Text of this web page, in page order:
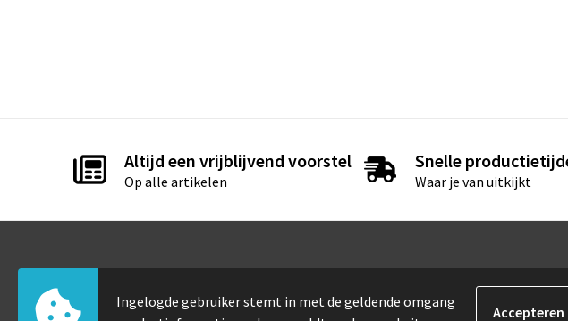
Altijd een vrijblijvend voorstel
Op alle artikelen
Snelle
Waar je van uitkijkt
Contact
Elfde-julistraat 105
Informatie
Over ons
Ingelogde gebruiker stemt in met de geldende omgang